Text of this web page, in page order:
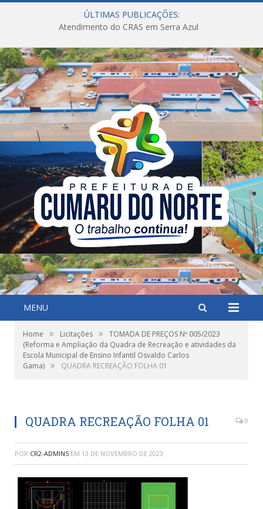
ÚLTIMAS PUBLICAÇÕES:
Atendimento do CRAS em Serra Azul
MENU
Home » Licitações »
TOMADA DE PREÇOS Nº 005/2023
(Reforma e Ampliação da Quadra de Recreação e atividades da
Escola Municipal de Ensino Infantil Osvaldo Carlos
Gama) » QUADRA RECREAÇÃO FOLHA 01
QUADRA RECREAÇÃO FOLHA 01 0
POR CR2-ADMIN5 EM 13 DE NOVEMBRO DE 2023